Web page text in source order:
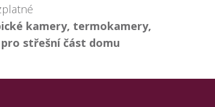
kamery, termokamery,
střešní část domu